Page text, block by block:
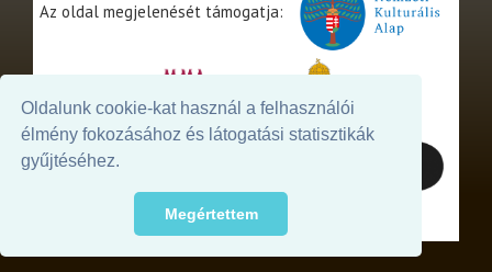
Oldalunk cookie-kat használ a felhasználói
élmény fokozásához és látogatási statisztikák
gyűjtéséhez.
Megértettem
Az oldal megjelenését támogatja: